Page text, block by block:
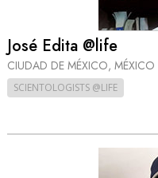
José Edita @life
CIUDAD DE MÉXICO, MÉXICO
SCIENTOLOGISTS @LIFE